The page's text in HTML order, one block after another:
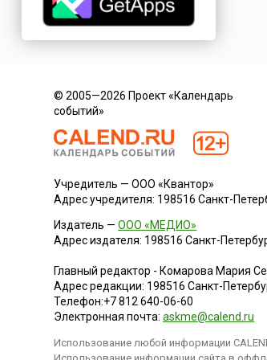
© 2005—2026 Проект «Календарь
событий»
Учредитель — ООО «Квантор»
Адрес учредителя: 198516 Санкт-
Издатель —ООО «МЕДИО»
Адрес издателя: 198516 Санкт-
Главный редактор - Комарова Мария
Адрес редакции: 198516 Санкт-
Телефон:+7 812 640-06-60
Электронная почта:askme@calend.ru
Использование любой информации